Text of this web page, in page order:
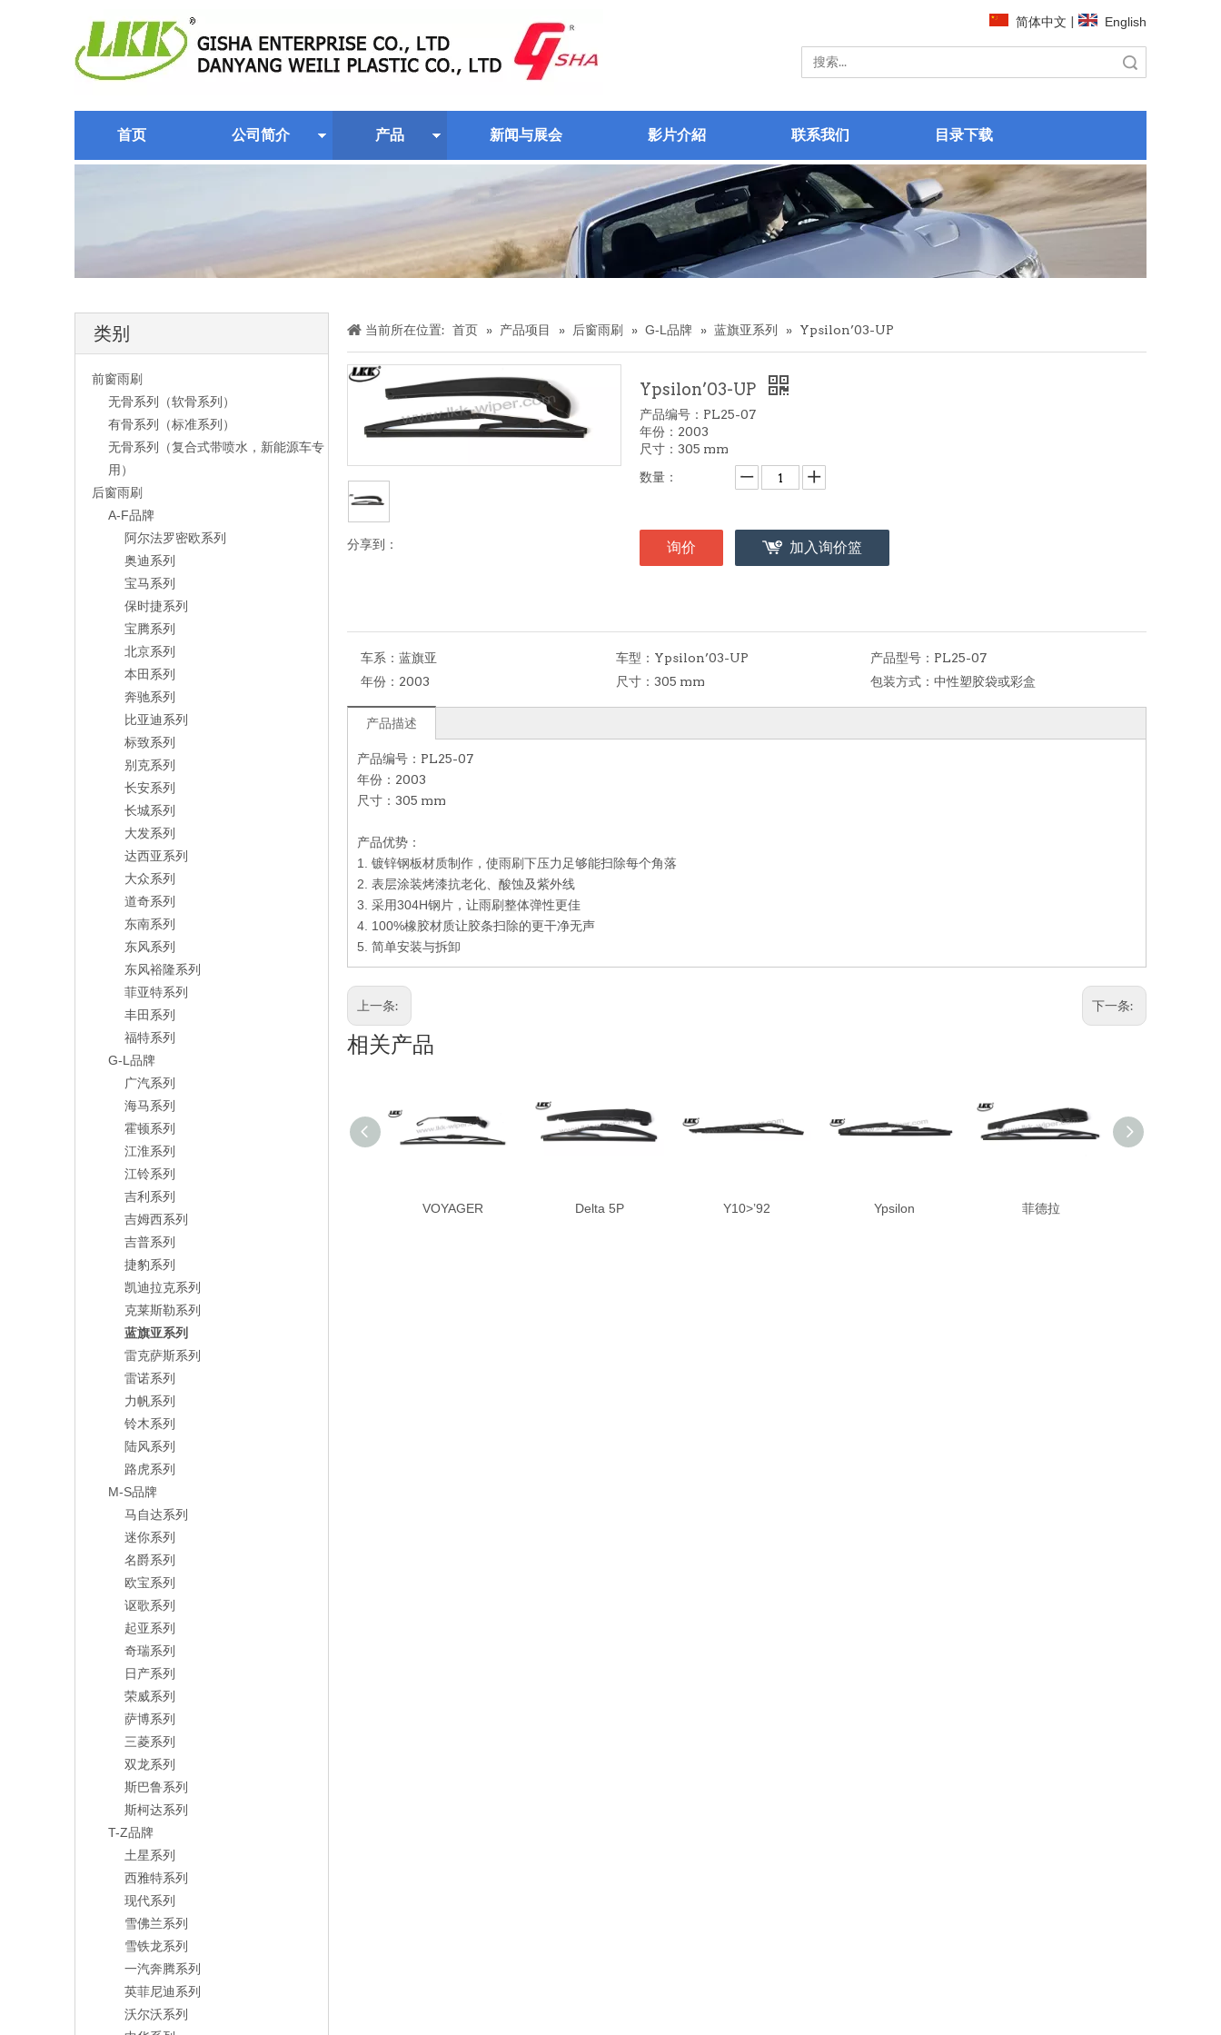
简体中文 English
首页 公司简介 产品 新闻与展会 影片介紹 联系我们 目录下载
类别
前窗雨刷
无骨系列（软骨系列）
有骨系列（标准系列）
无骨系列（复合式带喷水，新能源车专
用）
后窗雨刷
A-F品牌
阿尔法罗密欧系列
奥迪系列
宝马系列
保时捷系列
宝腾系列
北京系列
本田系列
奔驰系列
比亚迪系列
标致系列
别克系列
长安系列
长城系列
大发系列
达西亚系列
大众系列
道奇系列
东南系列
东风系列
东风裕隆系列
菲亚特系列
丰田系列
福特系列
G-L品牌
广汽系列
海马系列
霍顿系列
江淮系列
江铃系列
吉利系列
吉姆西系列
吉普系列
捷豹系列
凯迪拉克系列
克莱斯勒系列
蓝旗亚系列
雷克萨斯系列
雷诺系列
力帆系列
铃木系列
陆风系列
路虎系列
M-S品牌
马自达系列
迷你系列
名爵系列
欧宝系列
讴歌系列
起亚系列
奇瑞系列
日产系列
荣威系列
萨博系列
三菱系列
双龙系列
斯巴鲁系列
斯柯达系列
T-Z品牌
土星系列
西雅特系列
现代系列
雪佛兰系列
雪铁龙系列
一汽奔腾系列
英菲尼迪系列
沃尔沃系列
当前所在位置: 首页 » 产品项目 » 后窗雨刷 » G-L品牌 » 蓝旗亚系列 » Ypsilon’03-UP
分享到：
Ypsilon’03-UP
产品编号：PL25-07
年份：2003
尺寸：305 mm
数量：
询价 加入询价篮
车系： 蓝旗亚 车型： Ypsilon’03-UP 产品型号： PL25-07
年份： 2003 尺寸： 305 mm 包装方式： 中性塑胶袋或彩盒
产品描述
产品编号：PL25-07
年份：2003
尺寸：305 mm
产品优势：
1. 镀锌钢板材质制作，使雨刷下压力足够能扫除每个角落
2. 表层涂装烤漆抗老化、酸蚀及紫外线
3. 采用304H钢片，让雨刷整体弹性更佳
4. 100%橡胶材质让胶条扫除的更干净无声
5. 简单安装与拆卸
上一条: 下一条:
相关产品
VOYAGER Delta 5P Y10>’92 Ypsilon 菲德拉